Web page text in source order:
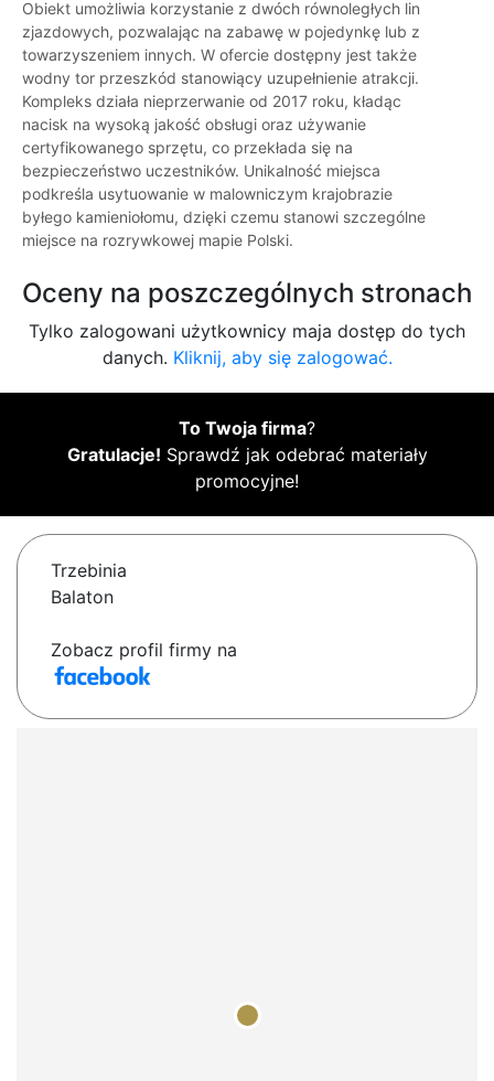
Obiekt umożliwia korzystanie z dwóch równoległych lin
zjazdowych, pozwalając na zabawę w pojedynkę lub z
towarzyszeniem innych. W ofercie dostępny jest także
wodny tor przeszkód stanowiący uzupełnienie atrakcji.
Kompleks działa nieprzerwanie od 2017 roku, kładąc
nacisk na wysoką jakość obsługi oraz używanie
certyfikowanego sprzętu, co przekłada się na
bezpieczeństwo uczestników. Unikalność miejsca
podkreśla usytuowanie w malowniczym krajobrazie
byłego kamieniołomu, dzięki czemu stanowi szczególne
miejsce na rozrywkowej mapie Polski.
Oceny na poszczególnych stronach
Tylko zalogowani użytkownicy maja dostęp do tych
danych. Kliknij, aby się zalogować.
To Twoja firma?
Gratulacje! Sprawdź jak odebrać materiały
promocyjne!
Trzebinia
Balaton
Zobacz profil firmy na